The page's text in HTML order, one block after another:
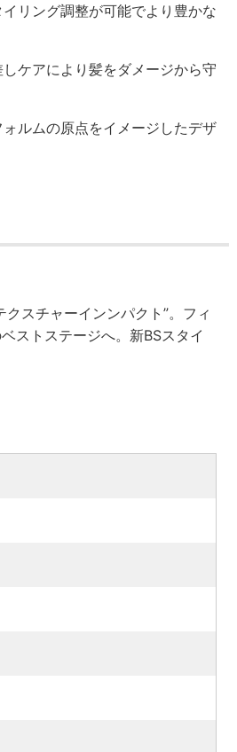
リング調整が可能でより豊かな
ケアにより髪をダメージから守
ルムの原点をイメージしたデザ
クスチャーインンパクト”。フィ
ストステージへ。新BSスタイ